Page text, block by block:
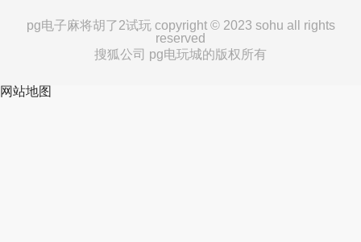
pg电子麻将胡了2试玩 copyright © 2023 sohu all rights
reserved
搜狐公司 pg电玩城的版权所有
网站地图